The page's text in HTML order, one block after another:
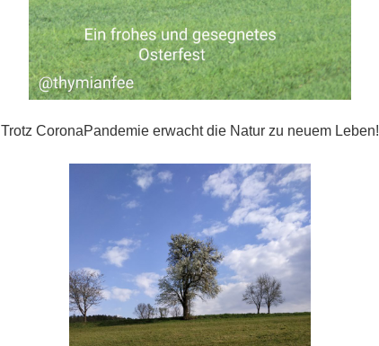
Trotz CoronaPandemie erwacht die Natur zu neuem Leben!